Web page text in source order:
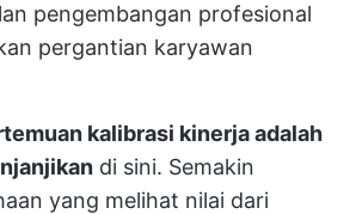
pengembangan profesional
pergantian karyawan
kalibrasi kinerja adalah
di sini. Semakin
yang melihat nilai dari